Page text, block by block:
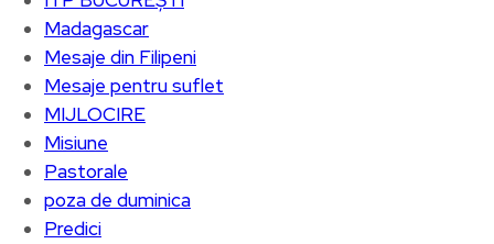
Madagascar
Mesaje din Filipeni
Mesaje pentru suflet
MIJLOCIRE
Misiune
Pastorale
poza de duminica
Predici